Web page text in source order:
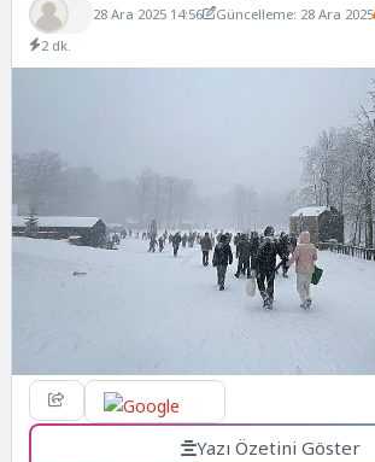
28 Ara 2025 14:56 Güncelleme: 28 Ara 2025
2 dk.
Yazı Özetini Göster